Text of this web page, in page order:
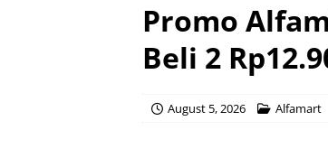
Promo
Beli 2
August 5, 2026 Alfamart